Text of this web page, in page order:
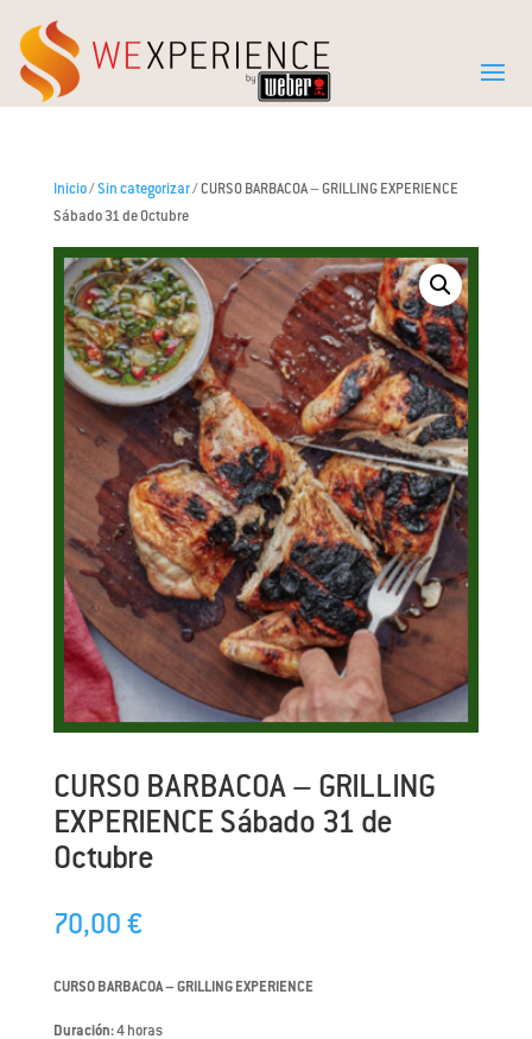
Inicio/Sin categorizar/ CURSO BARBACOA – GRILLING EXPERIENCE
Sábado 31 de Octubre
CURSO BARBACOA – GRILLING
EXPERIENCE Sábado 31 de
Octubre
70,00 €
CURSO BARBACOA – GRILLING EXPERIENCE
Duración:4 horas